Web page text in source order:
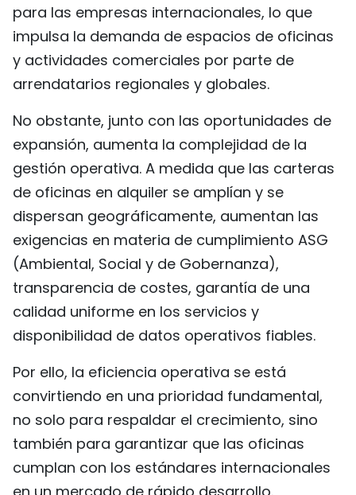
para las empresas internacionales, lo que
impulsa la demanda de espacios de oficinas
y actividades comerciales por parte de
arrendatarios regionales y globales.
No obstante, junto con las oportunidades de
expansión, aumenta la complejidad de la
gestión operativa. A medida que las carteras
de oficinas en alquiler se amplían y se
dispersan geográficamente, aumentan las
exigencias en materia de cumplimiento ASG
(Ambiental, Social y de Gobernanza),
transparencia de costes, garantía de una
calidad uniforme en los servicios y
disponibilidad de datos operativos fiables.
Por ello, la eficiencia operativa se está
convirtiendo en una prioridad fundamental,
no solo para respaldar el crecimiento, sino
también para garantizar que las oficinas
cumplan con los estándares internacionales